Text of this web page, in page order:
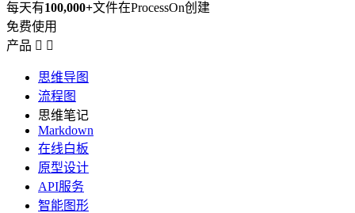
每天有100,000+文件在ProcessOn创建
免费使用
产品  
思维导图
流程图
思维笔记
Markdown
在线白板
原型设计
API服务
智能图形